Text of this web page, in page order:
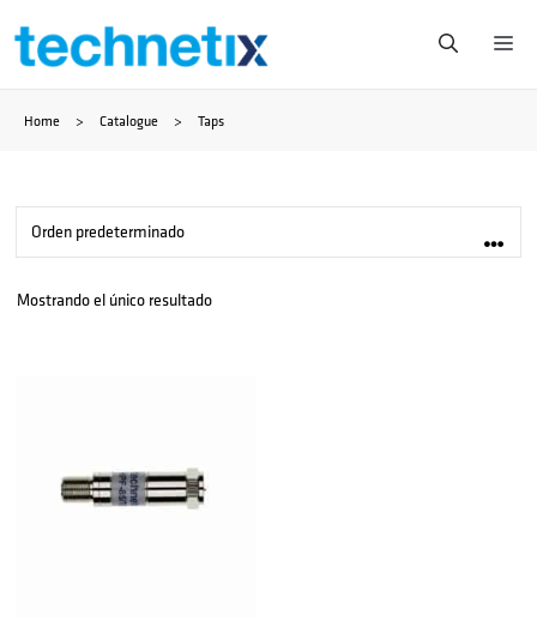
Saltar
contenido
Home > Catalogue > Taps
Mostrando el único resultado